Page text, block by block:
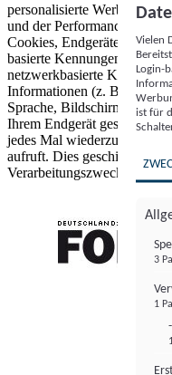
personalisierte Werbung
und der Performance von
Cookies, Endgeräte- oder
basierte Kennungen,
netzwerkbasierte
Informationen (z. B.
Sprache, Bildschirmgröße,
Ihrem Endgerät gespeichert
jedes Mal
aufruft. Dies geschieht für
Verarbeitungszwecke.
Vielen
Login-
ist für
3
1
FONDS